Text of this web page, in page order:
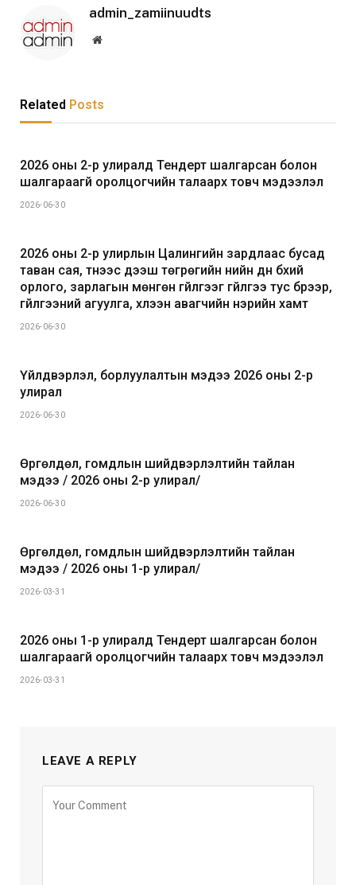
admin_zamiinuudts
Website
Related Posts
2026 оны 2-р улиралд Тендерт шалгарсан болон
шалгараагүй оролцогчийн талаарх товч мэдээлэл
2026-06-30
2026 оны 2-р улирлын Цалингийн зардлаас бусад
таван сая, түүнээс дээш төгрөгийн үнийн дүн бүхий
орлого, зарлагын мөнгөн гүйлгээг гүйлгээ тус бүрээр,
гүйлгээний агуулга, хүлээн авагчийн нэрийн хамт
2026-06-30
Үйлдвэрлэл, борлуулалтын мэдээ 2026 оны 2-р
улирал
2026-06-30
Өргөлдөл, гомдлын шийдвэрлэлтийн тайлан
мэдээ / 2026 оны 2-р улирал/
2026-06-30
Өргөлдөл, гомдлын шийдвэрлэлтийн тайлан
мэдээ / 2026 оны 1-р улирал/
2026-03-31
2026 оны 1-р улиралд Тендерт шалгарсан болон
шалгараагүй оролцогчийн талаарх товч мэдээлэл
2026-03-31
LEAVE A REPLY